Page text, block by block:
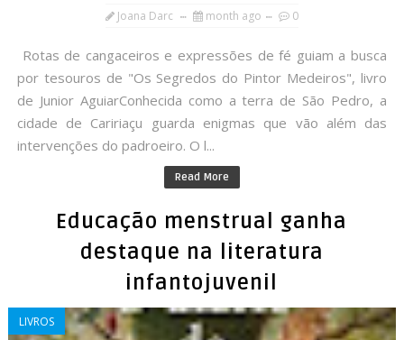
Joana Darc month ago 0
Rotas de cangaceiros e expressões de fé guiam a busca
por tesouros de "Os Segredos do Pintor Medeiros", livro
de Junior AguiarConhecida como a terra de São Pedro, a
cidade de Caririaçu guarda enigmas que vão além das
intervenções do padroeiro. O l...
Read More
Educação menstrual ganha
destaque na literatura
infantojuvenil
LIVROS